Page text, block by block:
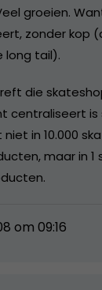
groeien.
zonder kop
long tail).
die
centraliseert is
in 10.000
maar in 1
om 09:16